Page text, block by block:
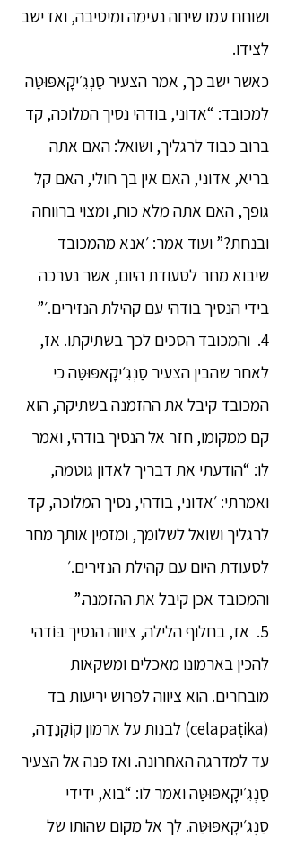
ושוחח עמו שיחה נעימה ומיטיבה, ואז ישב
לצידו.
כאשר ישב כך, אמר הצעיר סַנְגִ׳יקָאפּוּטַּה
למכובד: “אדוני, בודהי נסיך המלוכה, קד
ברוב כבוד לרגליך, ושואל: האם אתה
בריא, אדוני, האם אין בך חולי, האם קל
גופך, האם אתה מלא כוח, ומצוי ברווחה
ובנחת?” ועוד אמר: ׳אנא מהמכובד
שיבוא מחר לסעודת היום, אשר נערכה
בידי הנסיך בודהי עם קהילת הנזירים.׳”
4. והמכובד הסכים לכך בשתיקתו. אז,
לאחר שהבין הצעיר סַנְגִ׳יקָאפּוּטַּה כי
המכובד קיבל את ההזמנה בשתיקה, הוא
קם ממקומו, חזר אל הנסיך בודהי, ואמר
לו: “הודעתי את דבריך לאדון גוטמה,
ואמרתי: ׳אדוני, בודהי, נסיך המלוכה, קד
לרגליך ושואל לשלומך, ומזמין אותך מחר
לסעודת היום עם קהילת הנזירים.׳
והמכובד אכן קיבל את ההזמנה.”
5. אז, בחלוף הלילה, ציווה הנסיך בּוֹדהי
להכין בארמונו מאכלים ומשקאות
מובחרים. הוא ציווה לפרוש יריעות בד
(celapaṭika) לבנות על ארמון קוֹקַנַדַה,
עד למדרגה האחרונה. ואז פנה אל הצעיר
סַנְגִ׳יקָאפּוּטַּה ואמר לו: “בוא, ידידי
סַנְגִ׳יקָאפּוּטַּה. לך אל מקום שהותו של